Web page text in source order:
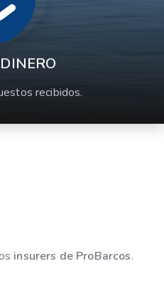
recibidos.
insurers de ProBarcos.